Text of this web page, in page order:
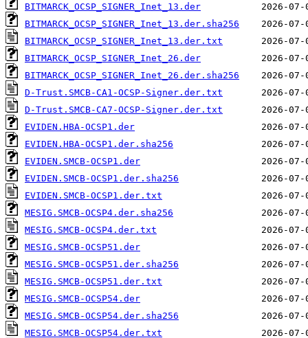
BITMARCK_OCSP_SIGNER_Inet_13.der
BITMARCK_OCSP_SIGNER_Inet_13.der.sha256
BITMARCK_OCSP_SIGNER_Inet_13.der.txt
BITMARCK_OCSP_SIGNER_Inet_26.der
BITMARCK_OCSP_SIGNER_Inet_26.der.sha256
D-Trust.SMCB-CA1-OCSP-Signer.der.txt
D-Trust.SMCB-CA7-OCSP-Signer.der.txt
EVIDEN.HBA-OCSP1.der
EVIDEN.HBA-OCSP1.der.sha256
EVIDEN.SMCB-OCSP1.der
EVIDEN.SMCB-OCSP1.der.sha256
EVIDEN.SMCB-OCSP1.der.txt
MESIG.SMCB-OCSP4.der.sha256
MESIG.SMCB-OCSP4.der.txt
MESIG.SMCB-OCSP51.der
MESIG.SMCB-OCSP51.der.sha256
MESIG.SMCB-OCSP51.der.txt
MESIG.SMCB-OCSP54.der
MESIG.SMCB-OCSP54.der.sha256
MESIG.SMCB-OCSP54.der.txt